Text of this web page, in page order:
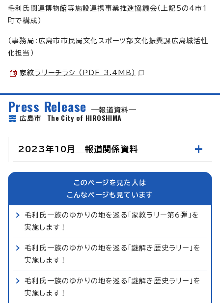
毛利氏関連博物館等施設連携事業推進協議会（上記5の4市1
町で構成）
（事務局：広島市市民局文化スポーツ部文化振興課広島城活性
化担当）
家紋ラリーチラシ （PDF 3.4MB）
Press Release
報道資料
広島市 The City of HIROSHIMA
2023年10月 報道関係資料
このページを見た人は
こんなページも見ています
毛利氏一族のゆかりの地を巡る「家紋ラリー第6弾」を
実施します！
毛利氏一族のゆかりの地を巡る「謎解き歴史ラリー」を
実施します！
毛利氏一族のゆかりの地を巡る「謎解き歴史ラリー」を
実施します！